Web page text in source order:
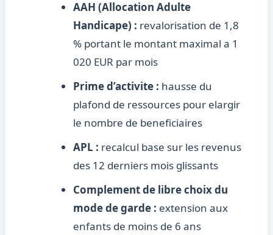
AAH (Allocation Adulte
Handicape) : revalorisation de 1,8
% portant le montant maximal a 1
020 EUR par mois
Prime d’activite : hausse du
plafond de ressources pour elargir
le nombre de beneficiaires
APL : recalcul base sur les revenus
des 12 derniers mois glissants
Complement de libre choix du
mode de garde : extension aux
enfants de moins de 6 ans